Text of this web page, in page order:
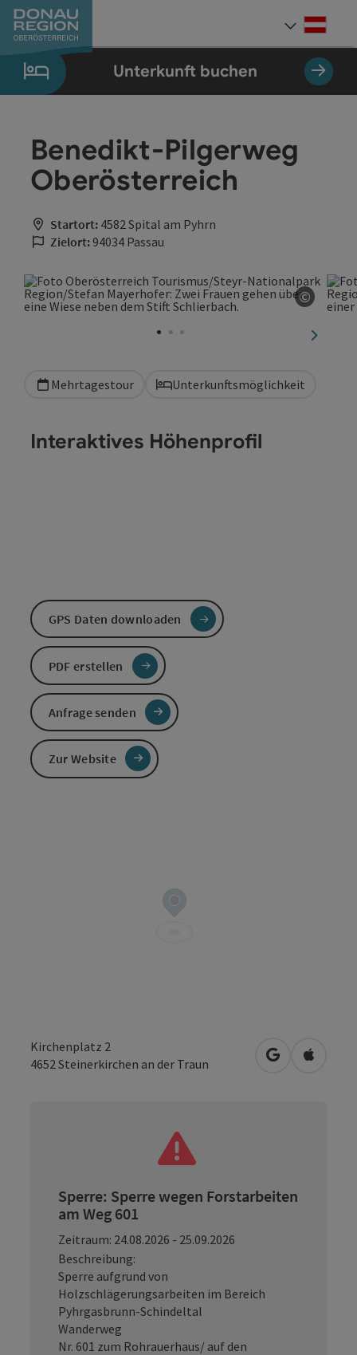
Zum Inhalt
Zur Navigation
Zum Seitenanfang
Zur Kontaktseite
Zum Impressum
Zur Startseite
Unterkunft buchen
Benedikt-Pilgerweg
Oberösterreich
Startort: 4582 Spital am Pyhrn
Zielort: 94034 Passau
©
Mehrtagestour Unterkunftsmöglichkeit
Kirchenplatz 2
4652 Steinerkirchen an der Traun in Google
in
Sperre: Sperre wegen Forstarbeiten
am Weg 601
Zeitraum: 24.08.2026 - 25.09.2026
Beschreibung:
Sperre aufgrund von
Holzschlägerungsarbeiten im Bereich
Pyhrgasbrunn-Schindeltal
Wanderweg
Nr. 601 zum Rohrauerhaus/ auf den
Interaktives Höhenprofil
GPS Daten downloaden
PDF erstellen
Anfrage senden
Zur Website